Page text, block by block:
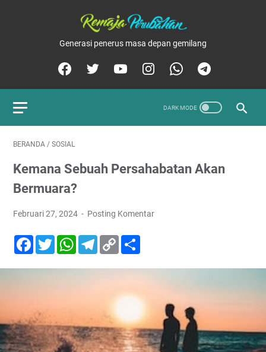
Generasi penerus masa depan gemilang
BERANDA / SOSIAL
Kemana Sebuah Persahabatan Akan
Bermuara?
Februari 27, 2024 Posting Komentar
F
a
e
k
T
w
t
W
t
T
e
C
y
n
r